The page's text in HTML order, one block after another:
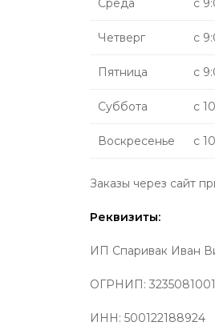
Среда с
Четверг с
Пятница с
Суббота с
Воскресенье с
Заказы через сайт
Реквизиты:
ИП Спаривак Иван
ОГРНИП:
ИНН: 500122188924